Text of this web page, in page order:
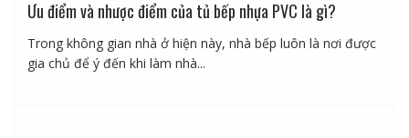
Ưu điểm và nhược điểm của tủ bếp nhựa PVC là gì?
Trong không gian nhà ở hiện này, nhà bếp luôn là nơi được
gia chủ để ý đến khi làm nhà...